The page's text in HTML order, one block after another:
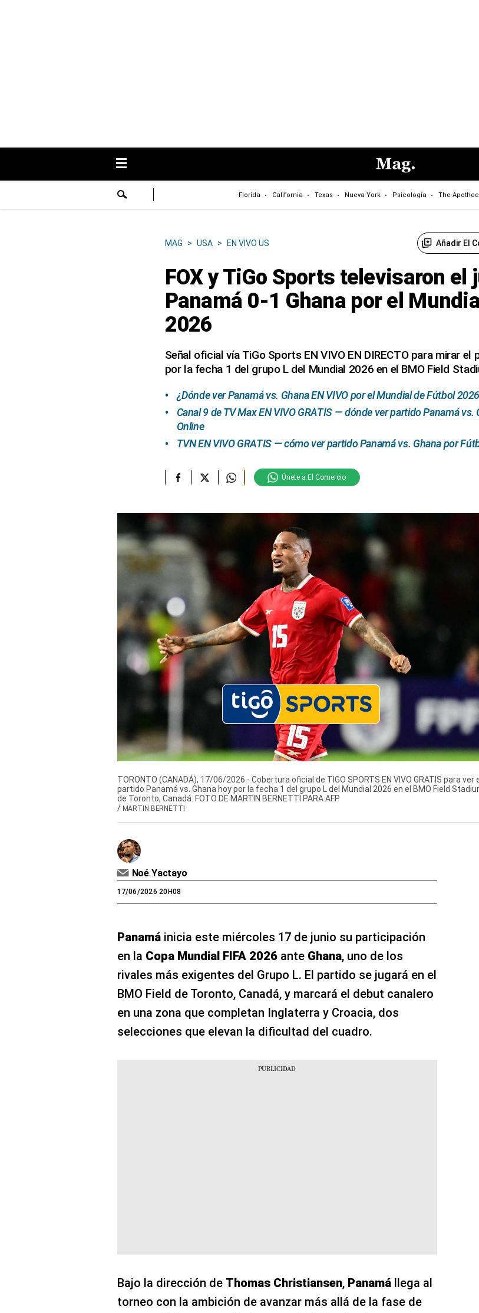
Florida California Texas Nueva York Psicología The
MAG > USA > EN VIVO US Añadir El
FOX y TiGo Sports televisaron el
Panamá 0-1 Ghana por el
2026
Señal oficial vía TiGo Sports EN VIVO EN DIRECTO para mirar el
por la fecha 1 del grupo L del Mundial 2026 en el BMO Field
¿Dónde ver Panamá vs. Ghana EN VIVO por el Mundial de Fútbol
Canal 9 de TV Max EN VIVO GRATIS — dónde ver partido Panamá
Online
TVN EN VIVO GRATIS — cómo ver partido Panamá vs. Ghana por
Únete a El Comercio
TORONTO (CANADÁ), 17/06/2026.- Cobertura oficial de TIGO SPORTS EN VIVO GRATIS para ver
partido Panamá vs. Ghana hoy por la fecha 1 del grupo L del Mundial 2026 en el BMO Field
de Toronto, Canadá. FOTO DE MARTIN BERNETTI PARA AFP
/ MARTIN BERNETTI
Noé Yactayo
17/06/2026 20H08
Panamáinicia este miércoles 17 de junio su participación
en la Copa Mundial FIFA 2026ante Ghana, uno de los
rivales más exigentes del Grupo L. El partido se jugará en el
BMO Field de Toronto, Canadá, y marcará el debut canalero
en una zona que completan Inglaterra y Croacia, dos
selecciones que elevan la dificultad del cuadro.
Bajo la dirección de Thomas Christiansen, Panamállega al
torneo con la ambición de avanzar más allá de la fase de